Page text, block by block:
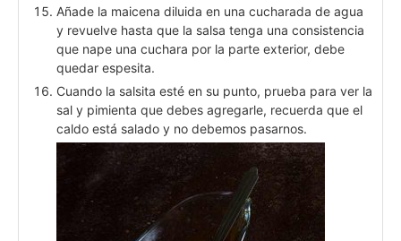
Añade la maicena diluida en una cucharada de agua
y revuelve hasta que la salsa tenga una consistencia
que nape una cuchara por la parte exterior, debe
quedar espesita.
Cuando la salsita esté en su punto, prueba para ver la
sal y pimienta que debes agregarle, recuerda que el
caldo está salado y no debemos pasarnos.